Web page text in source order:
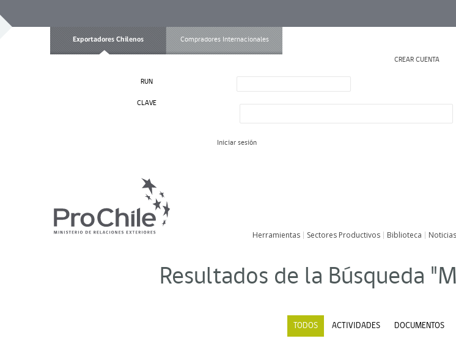
Exportadores Chilenos Compradores Internacionales
CREAR CUENTA
RUN
CLAVE
Iniciar sesión
Herramientas Sectores Productivos Biblioteca Noticias
Resultados de la Búsqueda
TODOS ACTIVIDADES DOCUMENTOS